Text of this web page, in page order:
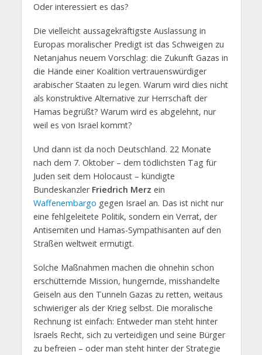
Oder interessiert es das?
Die vielleicht aussagekräftigste Auslassung in
Europas moralischer Predigt ist das Schweigen zu
Netanjahus neuem Vorschlag: die Zukunft Gazas in
die Hände einer Koalition vertrauenswürdiger
arabischer Staaten zu legen. Warum wird dies nicht
als konstruktive Alternative zur Herrschaft der
Hamas begrüßt? Warum wird es abgelehnt, nur
weil es von Israel kommt?
Und dann ist da noch Deutschland. 22 Monate
nach dem 7. Oktober – dem tödlichsten Tag für
Juden seit dem Holocaust – kündigte
Bundeskanzler Friedrich Merz ein
Waffenembargo gegen Israel an. Das ist nicht nur
eine fehlgeleitete Politik, sondern ein Verrat, der
Antisemiten und Hamas-Sympathisanten auf den
Straßen weltweit ermutigt.
Solche Maßnahmen machen die ohnehin schon
erschütternde Mission, hungernde, misshandelte
Geiseln aus den Tunneln Gazas zu retten, weitaus
schwieriger als der Krieg selbst. Die moralische
Rechnung ist einfach: Entweder man steht hinter
Israels Recht, sich zu verteidigen und seine Bürger
zu befreien – oder man steht hinter der Strategie